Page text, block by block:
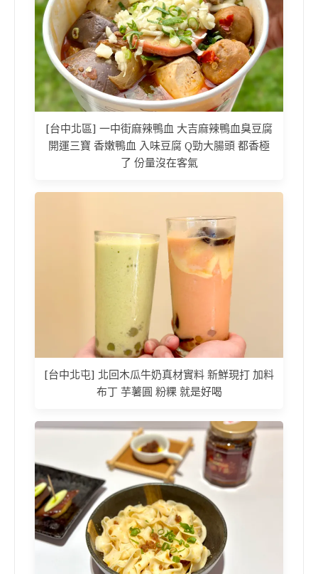
[台中北區] 一中街麻辣鴨血 大吉麻辣鴨血臭豆腐
開運三寶 香嫩鴨血 入味豆腐 Q勁大腸頭 都香極
了 份量沒在客氣
[台中北屯] 北回木瓜牛奶真材實料 新鮮現打 加料
布丁 芋薯圓 粉粿 就是好喝